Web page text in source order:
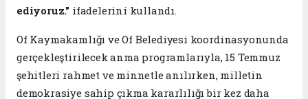
ediyoruz." ifadelerini kullandı.
Of Kaymakamlığı ve Of Belediyesi koordinasyonunda
gerçekleştirilecek anma programlarıyla, 15 Temmuz
şehitleri rahmet ve minnetle anılırken, milletin
demokrasiye sahip çıkma kararlılığı bir kez daha